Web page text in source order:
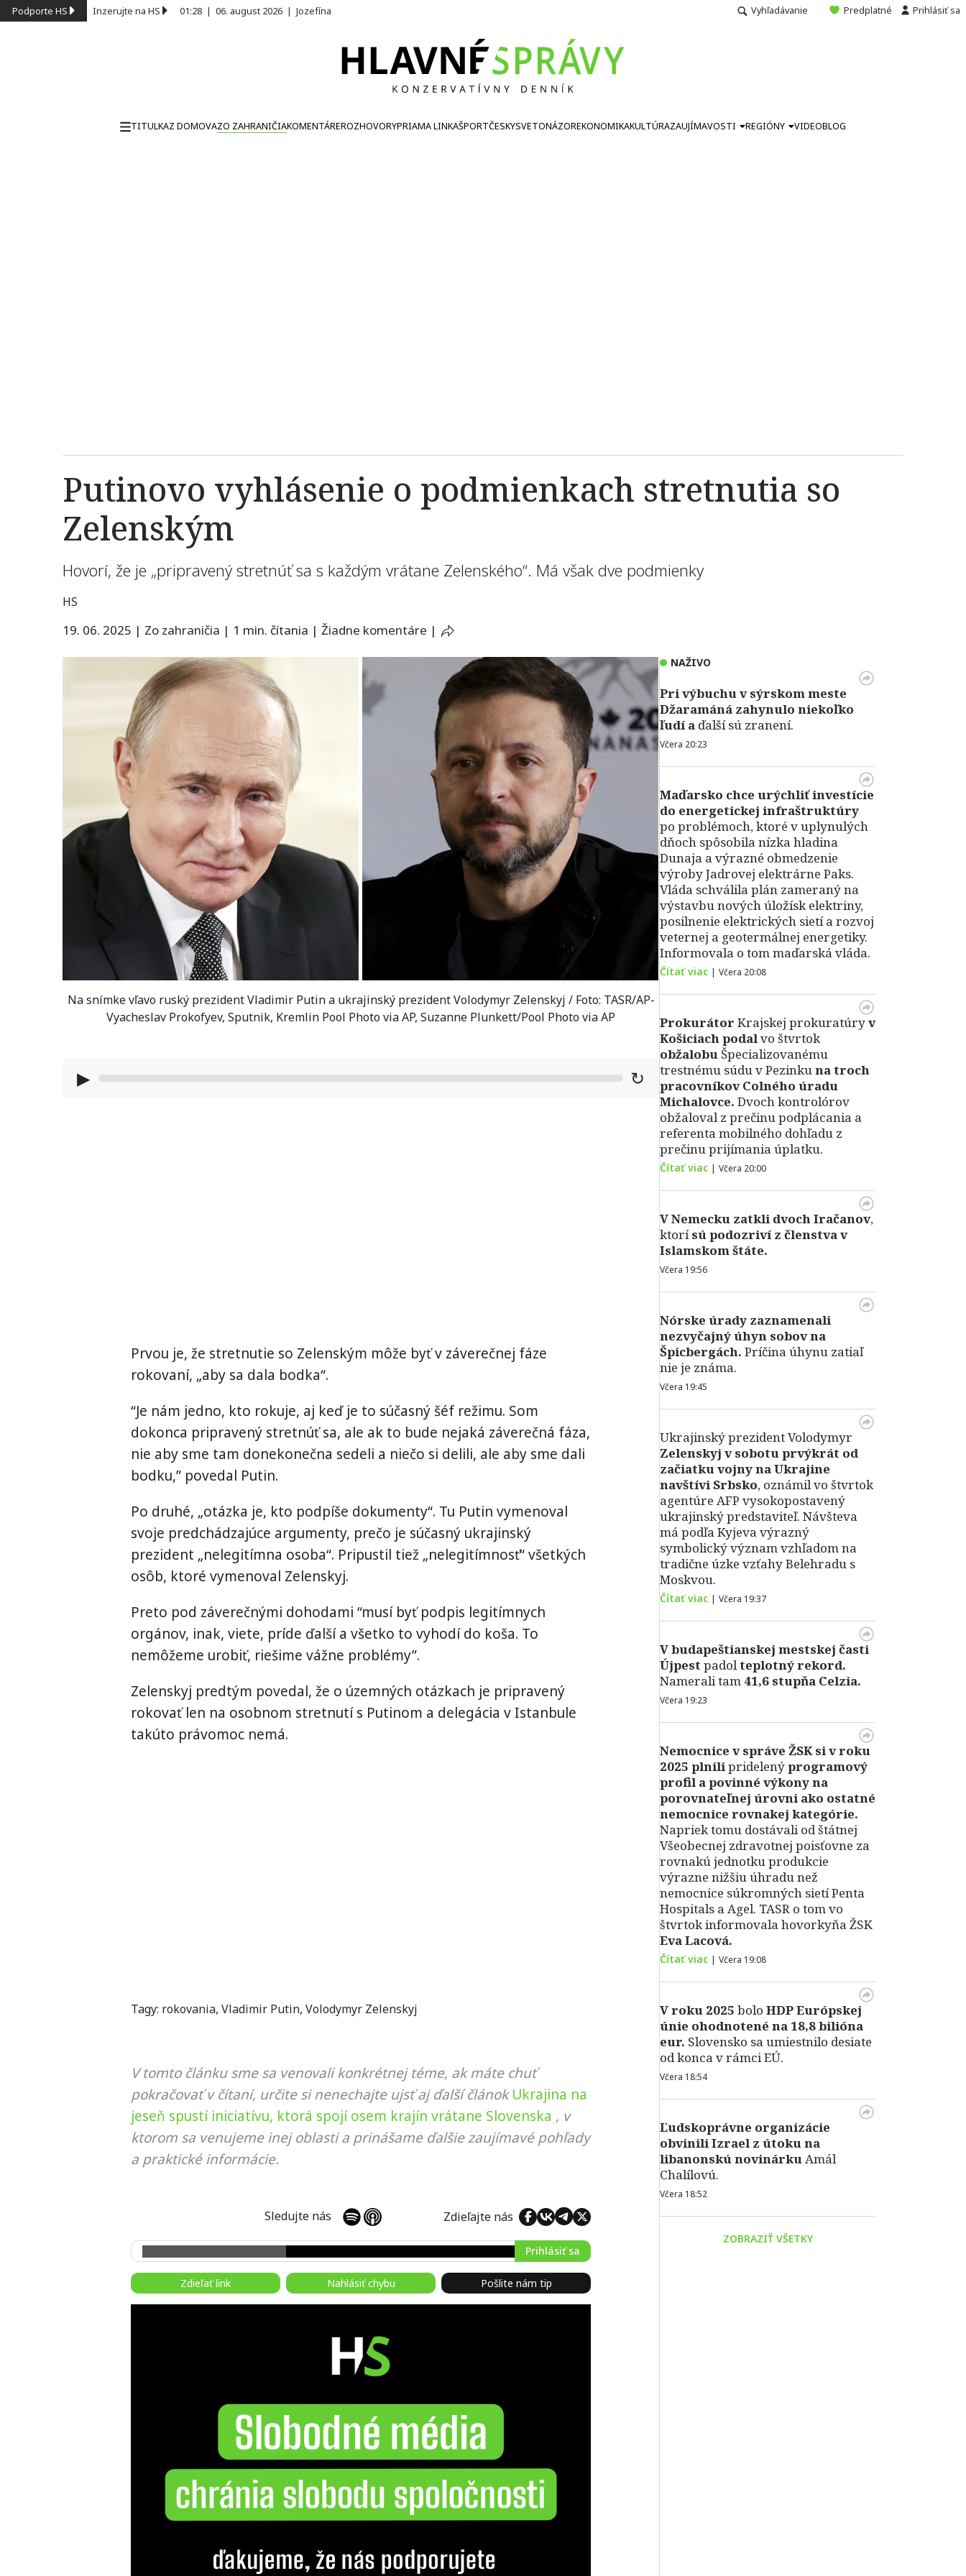
Podporte HS Inzerujte na HS 01:28 | 06. august 2026 | Jozefína Vyhľadávanie Predplatné Prihlásiť sa
TITULKAZ DOMOVAZO ZAHRANIČIAKOMENTÁREROZHOVORYPRIAMA LINKAŠPORTČESKYSVETONÁZOREKONOMIKAKULTÚRAZAUJÍMAVOSTI REGIÓNY VIDEOBLOG
Putinovo vyhlásenie o podmienkach stretnutia so
Zelenským
Hovorí, že je „pripravený stretnúť sa s každým vrátane Zelenského“. Má však dve podmienky
HS
19. 06. 2025 | Zo zahraničia | 1 min. čítania | Žiadne komentáre |
Na snímke vľavo ruský prezident Vladimir Putin a ukrajinský prezident Volodymyr Zelenskyj / Foto: TASR/AP-
Vyacheslav Prokofyev, Sputnik, Kremlin Pool Photo via AP, Suzanne Plunkett/Pool Photo via AP
▶ ↻
Prvou je, že stretnutie so Zelenským môže byť v záverečnej fáze
rokovaní, „aby sa dala bodka“.
“Je nám jedno, kto rokuje, aj keď je to súčasný šéf režimu. Som
dokonca pripravený stretnúť sa, ale ak to bude nejaká záverečná fáza,
nie aby sme tam donekonečna sedeli a niečo si delili, ale aby sme dali
bodku,” povedal Putin.
Po druhé, „otázka je, kto podpíše dokumenty“. Tu Putin vymenoval
svoje predchádzajúce argumenty, prečo je súčasný ukrajinský
prezident „nelegitímna osoba“. Pripustil tiež „nelegitímnosť“ všetkých
osôb, ktoré vymenoval Zelenskyj.
Preto pod záverečnými dohodami “musí byť podpis legitímnych
orgánov, inak, viete, príde ďalší a všetko to vyhodí do koša. To
nemôžeme urobiť, riešime vážne problémy”.
Zelenskyj predtým povedal, že o územných otázkach je pripravený
rokovať len na osobnom stretnutí s Putinom a delegácia v Istanbule
takúto právomoc nemá.
Tagy: rokovania, Vladimir Putin, Volodymyr Zelenskyj
V tomto článku sme sa venovali konkrétnej téme, ak máte chuť
pokračovať v čítaní, určite si nenechajte ujsť aj ďalší článok Ukrajina na
jeseň spustí iniciatívu, ktorá spojí osem krajín vrátane Slovenska , v
ktorom sa venujeme inej oblasti a prinášame ďalšie zaujímavé pohľady
a praktické informácie.
Sledujte nás Zdieľajte nás
Prihlásiť sa
Zdieľať link Nahlásiť chybu Pošlite nám tip
NAŽIVO
Pri výbuchu v sýrskom meste
Džaramáná zahynulo niekoľko
ľudí a ďalší sú zranení.
Včera 20:23
Maďarsko chce urýchliť investície
do energetickej infraštruktúry
po problémoch, ktoré v uplynulých
dňoch spôsobila nízka hladina
Dunaja a výrazné obmedzenie
výroby Jadrovej elektrárne Paks.
Vláda schválila plán zameraný na
výstavbu nových úložísk elektriny,
posilnenie elektrických sietí a rozvoj
veternej a geotermálnej energetiky.
Informovala o tom maďarská vláda.
Čítať viac | Včera 20:08
Prokurátor Krajskej prokuratúryv
Košiciach podalvo štvrtok
obžalobu Špecializovanému
trestnému súdu v Pezinkuna troch
pracovníkov Colného úradu
Michalovce. Dvoch kontrolórov
obžaloval z prečinu podplácania a
referenta mobilného dohľadu z
prečinu prijímania úplatku.
Čítať viac | Včera 20:00
V Nemecku zatkli dvoch Iračanov,
ktorísú podozriví z členstva v
Islamskom štáte.
Včera 19:56
Nórske úrady zaznamenali
nezvyčajný úhyn sobov na
Špicbergách. Príčina úhynu zatiaľ
nie je známa.
Včera 19:45
Ukrajinský prezident Volodymyr
Zelenskyj v sobotu prvýkrát od
začiatku vojny na Ukrajine
navštívi Srbsko, oznámil vo štvrtok
agentúre AFP vysokopostavený
ukrajinský predstaviteľ. Návšteva
má podľa Kyjeva výrazný
symbolický význam vzhľadom na
tradične úzke vzťahy Belehradu s
Moskvou.
Čítať viac | Včera 19:37
Vbudapeštianskej mestskej časti
Újpestpadolteplotný rekord.
Namerali tam 41,6 stupňa Celzia.
Včera 19:23
Nemocnice v správe ŽSK si v roku
2025 plnilipridelenýprogramový
profil a povinné výkony na
porovnateľnej úrovni ako ostatné
nemocnice rovnakej kategórie.
Napriek tomu dostávali od štátnej
Všeobecnej zdravotnej poisťovne za
rovnakú jednotku produkcie
výrazne nižšiu úhradu než
nemocnice súkromných sietí Penta
Hospitals a Agel. TASR o tom vo
štvrtok informovala hovorkyňa ŽSK
Eva Lacová.
Čítať viac | Včera 19:08
V roku 2025 bolo HDPEurópskej
únie ohodnotené na 18,8 bilióna
eur. Slovensko sa umiestnilo desiate
od konca v rámci EÚ.
Včera 18:54
Ľudskoprávne organizácie
obvinili Izrael z útoku na
libanonskú novinárkuAmál
Chalílovú.
Včera 18:52
ZOBRAZIŤ VŠETKY